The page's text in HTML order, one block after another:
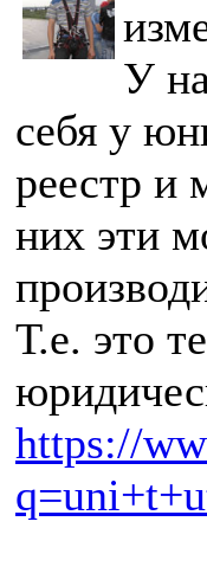
У
себя у
реестр и
них эти
Т.е. это
https://